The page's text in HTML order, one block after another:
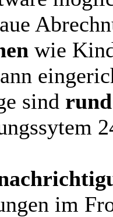
wie
sind
im